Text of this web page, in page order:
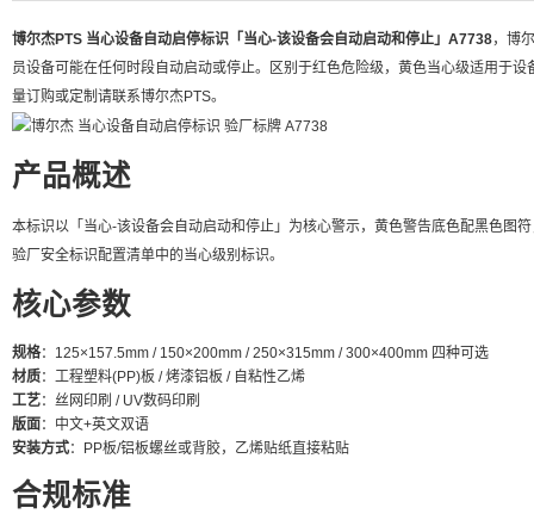
博尔杰PTS 当心设备自动启停标识「当心-该设备会自动启动和停止」A7738，博
员设备可能在任何时段自动启动或停止。区别于红色危险级，黄色当心级适用于
量订购或定制请联系博尔杰PTS。
产品概述
本标识以「当心-该设备会自动启动和停止」为核心警示，黄色警告底色配黑色图
验厂安全标识配置清单中的当心级别标识。
核心参数
规格：125×157.5mm / 150×200mm / 250×315mm / 300×400mm 四种可选
材质：工程塑料(PP)板 / 烤漆铝板 / 自粘性乙烯
工艺：丝网印刷 / UV数码印刷
版面：中文+英文双语
安装方式：PP板/铝板螺丝或背胶，乙烯贴纸直接粘贴
合规标准